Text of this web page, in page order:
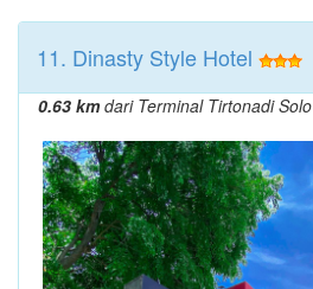
11. Dinasty Style Hotel
0.63 kmdari Terminal Tirtonadi Solo